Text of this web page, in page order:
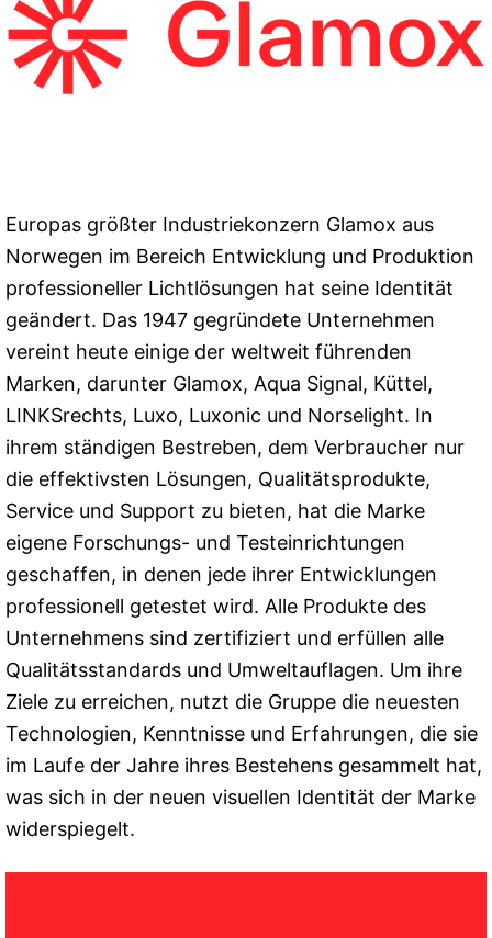
Europas größter Industriekonzern Glamox aus
Norwegen im Bereich Entwicklung und Produktion
professioneller Lichtlösungen hat seine Identität
geändert. Das 1947 gegründete Unternehmen
vereint heute einige der weltweit führenden
Marken, darunter Glamox, Aqua Signal, Küttel,
LINKSrechts, Luxo, Luxonic und Norselight. In
ihrem ständigen Bestreben, dem Verbraucher nur
die effektivsten Lösungen, Qualitätsprodukte,
Service und Support zu bieten, hat die Marke
eigene Forschungs- und Testeinrichtungen
geschaffen, in denen jede ihrer Entwicklungen
professionell getestet wird. Alle Produkte des
Unternehmens sind zertifiziert und erfüllen alle
Qualitätsstandards und Umweltauflagen. Um ihre
Ziele zu erreichen, nutzt die Gruppe die neuesten
Technologien, Kenntnisse und Erfahrungen, die sie
im Laufe der Jahre ihres Bestehens gesammelt hat,
was sich in der neuen visuellen Identität der Marke
widerspiegelt.